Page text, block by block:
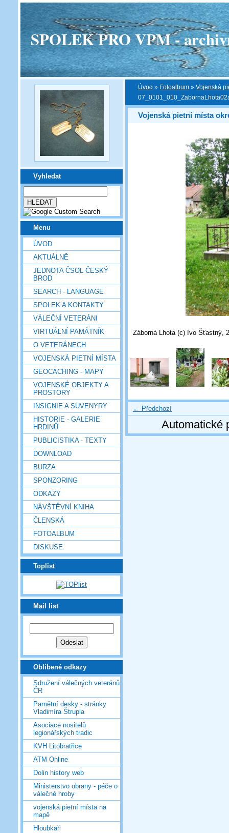
SPOLEK PRO VPM -
Vyhledat
Menu
ÚVOD
AKTUÁLNĚ
JEDNOTA ČSOL ČESKÝ
BROD
SEARCH - LANGUAGE
SPOLEK A KONTAKTY
VÁLEČNÍ VETERÁNI
VIRTUÁLNÍ PAMÁTNÍK
O VETERÁNECH
VOJENSKÁ PIETNÍ MÍSTA
GEOCACHING - MAPY
VOJENSKÉ OBJEKTY A
PROSTORY
INSIGNIE A SUVENYRY
HISTORIE - GALERIE
HRDINŮ
PUBLICISTIKA - TEXTY
DOWNLOAD
BURZA
SPONZORING
ODKAZY
NÁVŠTĚVNÍ KNIHA
ČLENSKÁ
FOTOALBUM
DISKUSE
Toplist
Mail list
Oblíbené odkazy
Sdružení válečných veteránů
ČR
Pamětní desky - stránky
Vladimíra Štrupla
Asociace nositelů
legionářských tradic
KVH Litobratřice
ATM Online
Dolin history web
Ministerstvo obrany - péče o
válečné hroby
vojenská pietní místa na
mapě
Hloubkaři
Úvod » Fotoalbum » Vojenská
Vojenská pietní místa
Záborná Lhota (c) Ivo Šťastný,
← Předchozí
Automatické